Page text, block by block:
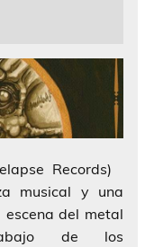
Records)
musical y una
del metal
de los